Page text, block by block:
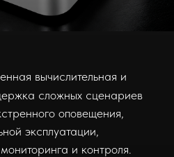
вычислительная и
сложных сценариев
оповещения,
эксплуатации,
и контроля.